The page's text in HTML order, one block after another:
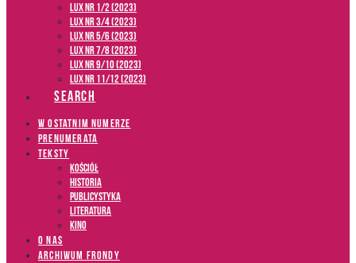
LUX NR 1/2 (2023)
LUX NR 3/4 (2023)
LUX NR 5/6 (2023)
LUX NR 7/8 (2023)
LUX NR 9/10 (2023)
LUX NR 11/12 (2023)
SEARCH
W OSTATNIM NUMERZE
PRENUMERATA
TEKSTY
Kościół
Historia
Publicystyka
Literatura
Kino
O NAS
ARCHIWUM FRONDY